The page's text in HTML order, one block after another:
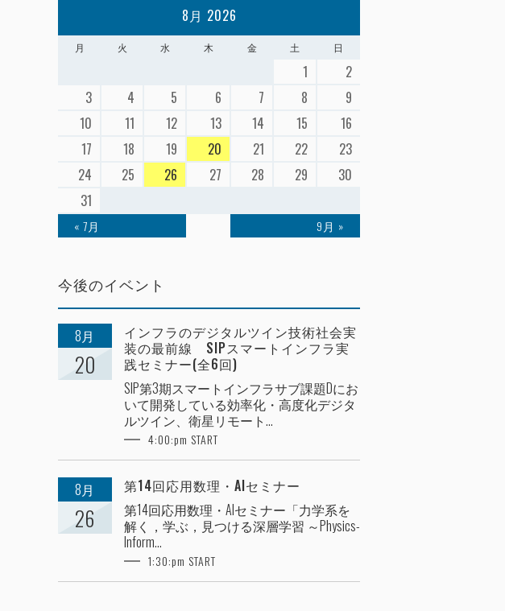
8月 2026
月 火 水 木 金 土 日
1
2
3
4 5 6 7 8
9
10
11 12 13 14 15
16
17
18 19 20 21 22
23
24
25 26 27 28 29
30
31
« 7月 9月 »
今後のイベント
8月
20
インフラのデジタルツイン技術社会実
装の最前線 SIPスマートインフラ実
践セミナー(全6回)
SIP第3期スマートインフラサブ課題Dにお
いて開発している効率化・高度化デジタ
ルツイン、衛星リモート...
4:00:pm START
8月
26
第14回応用数理・AIセミナー
第14回応用数理・AIセミナー「力学系を
解く，学ぶ，見つける深層学習 ～Physics-
Inform...
1:30:pm START